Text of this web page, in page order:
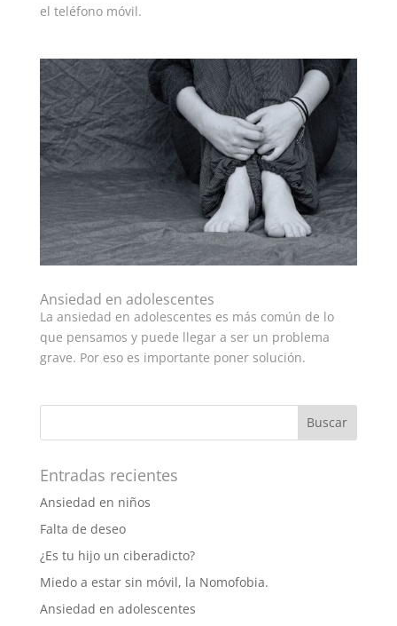
el teléfono móvil.
Ansiedad en adolescentes
La ansiedad en adolescentes es más común de lo
que pensamos y puede llegar a ser un problema
grave. Por eso es importante poner solución.
Entradas recientes
Ansiedad en niños
Falta de deseo
¿Es tu hijo un ciberadicto?
Miedo a estar sin móvil, la Nomofobia.
Ansiedad en adolescentes